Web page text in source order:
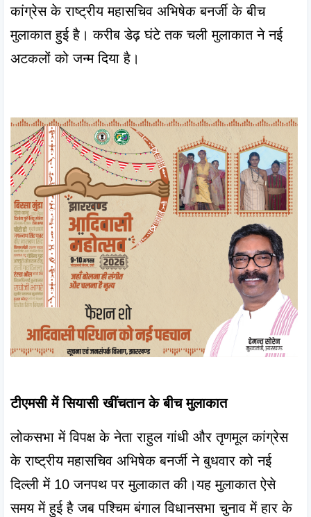
कांग्रेस के राष्ट्रीय महासचिव अभिषेक बनर्जी के बीच
मुलाकात हुई है। करीब डेढ़ घंटे तक चली मुलाकात ने नई
अटकलों को जन्म दिया है।
टीएमसी में सियासी खींचतान के बीच मुलाकात
लोकसभा में विपक्ष के नेता राहुल गांधी और तृणमूल कांग्रेस
के राष्ट्रीय महासचिव अभिषेक बनर्जी ने बुधवार को नई
दिल्ली में 10 जनपथ पर मुलाकात की।यह मुलाकात ऐसे
समय में हुई है जब पश्चिम बंगाल विधानसभा चुनाव में हार के